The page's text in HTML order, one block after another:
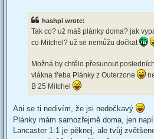
hashpi wrote:
Tak co? už máš plánky doma? jak
co Mitchel? už se nemůžu dočkat
Možná by chtělo přesunout
vlákna třeba Plánky z Outerzone
B 25 Mitchel
Ani se ti nedivím, že jsi nedočkavý
Plánky mám samozřejmě doma, jen
Lancaster 1:1 je pěknej, ale tvůj